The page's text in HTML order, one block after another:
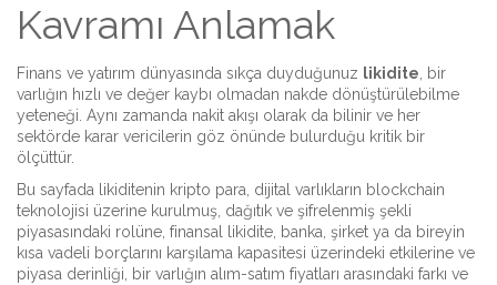
Kavramı Anlamak
Finans ve yatırım dünyasında sıkça duyduğunuz likidite
bir
varlığın hızlı ve değer kaybı olmadan nakde dönüştürülebilme
yeteneği . Aynı zamanda nakit akışı olarak da bilinir ve her
sektörde karar vericilerin göz önünde bulurduğu kritik bir
ölçüttür.
Bu sayfada likiditenin kripto para dijital varlıkların blockchain
teknolojisi üzerine kurulmuş, dağıtık ve şifrelenmiş şekli
piyasasındaki rolüne, finansal likidite banka, şirket ya da bireyin
kısa vadeli borçlarını karşılama kapasitesi üzerindeki etkilerine ve
piyasa derinliği
bir varlığın alım-satım fiyatları arasındaki farkı ve